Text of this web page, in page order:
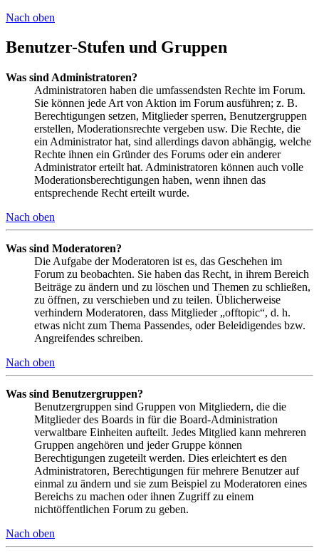
Nach oben
Benutzer-Stufen und Gruppen
Was sind Administratoren?
Administratoren haben die umfassendsten Rechte im Forum.
Sie können jede Art von Aktion im Forum ausführen; z. B.
Berechtigungen setzen, Mitglieder sperren, Benutzergruppen
erstellen, Moderationsrechte vergeben usw. Die Rechte, die
ein Administrator hat, sind allerdings davon abhängig, welche
Rechte ihnen ein Gründer des Forums oder ein anderer
Administrator erteilt hat. Administratoren können auch volle
Moderationsberechtigungen haben, wenn ihnen das
entsprechende Recht erteilt wurde.
Nach oben
Was sind Moderatoren?
Die Aufgabe der Moderatoren ist es, das Geschehen im
Forum zu beobachten. Sie haben das Recht, in ihrem Bereich
Beiträge zu ändern und zu löschen und Themen zu schließen,
zu öffnen, zu verschieben und zu teilen. Üblicherweise
verhindern Moderatoren, dass Mitglieder „offtopic“, d. h.
etwas nicht zum Thema Passendes, oder Beleidigendes bzw.
Angreifendes schreiben.
Nach oben
Was sind Benutzergruppen?
Benutzergruppen sind Gruppen von Mitgliedern, die die
Mitglieder des Boards in für die Board-Administration
verwaltbare Einheiten aufteilt. Jedes Mitglied kann mehreren
Gruppen angehören und jeder Gruppe können
Berechtigungen zugeteilt werden. Dies erleichtert es den
Administratoren, Berechtigungen für mehrere Benutzer auf
einmal zu ändern und sie zum Beispiel zu Moderatoren eines
Bereichs zu machen oder ihnen Zugriff zu einem
nichtöffentlichen Forum zu geben.
Nach oben